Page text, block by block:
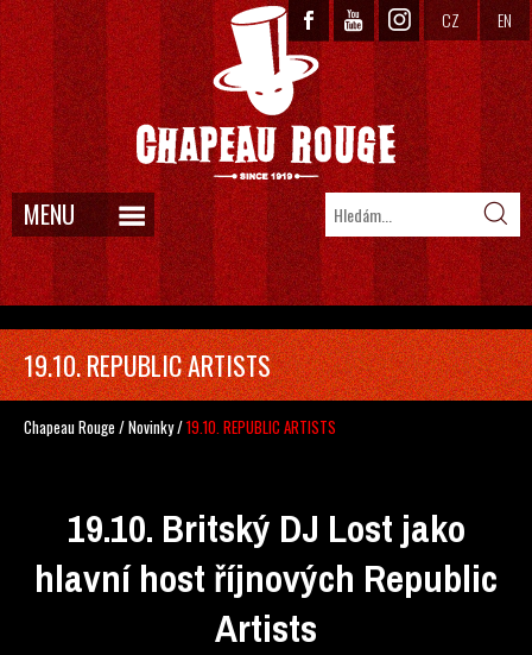
CZ EN
MENU
19.10. REPUBLIC ARTISTS
Chapeau Rouge /Novinky/19.10. REPUBLIC ARTISTS
19.10. Britský DJ Lost jako
hlavní host říjnových Republic
Artists